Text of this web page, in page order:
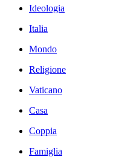
Ideologia
Italia
Mondo
Religione
Vaticano
Casa
Coppia
Famiglia